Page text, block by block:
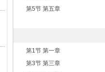
第5节 第五章
第1节 第一章
第3节 第三章